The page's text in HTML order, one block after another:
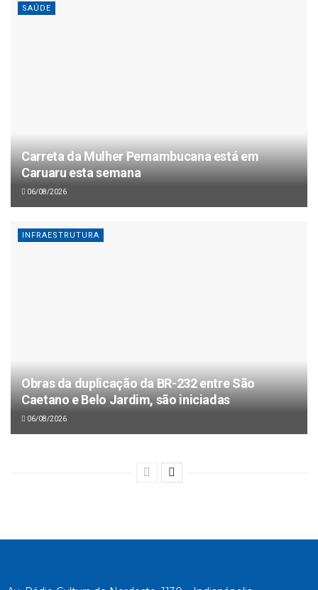
SAÚDE
Carreta da Mulher Pernambucana está em
Caruaru esta semana
06/08/2026
INFRAESTRUTURA
Obras da duplicação da BR-232 entre São
Caetano e Belo Jardim, são iniciadas
06/08/2026